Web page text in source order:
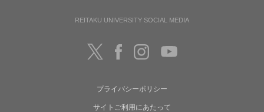
REITAKU UNIVERSITY SOCIAL MEDIA
プライバシーポリシー
サイトご利用にあたって